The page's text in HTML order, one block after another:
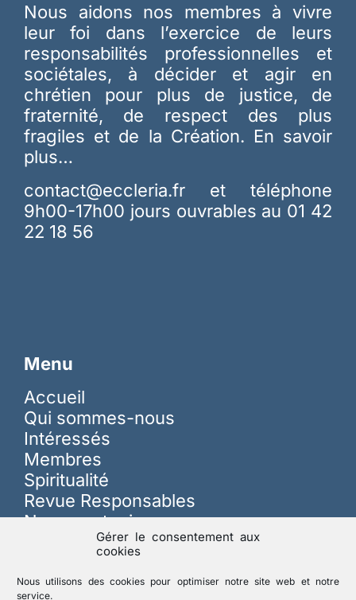
Gérer le consentement aux
cookies
Nous utilisons des cookies pour optimiser notre site web et notre
service.
Nous aidons nos membres à vivre
leur foi dans l’exercice de leurs
responsabilités professionnelles et
sociétales, à décider et agir en
chrétien pour plus de justice, de
fraternité, de respect des plus
fragiles et de la Création. En savoir
plus…
contact@eccleria.fr et téléphone
9h00-17h00 jours ouvrables au 01 42
22 18 56
Menu
Accueil
Qui sommes-nous
Intéressés
Membres
Spiritualité
Revue Responsables
Nous soutenir